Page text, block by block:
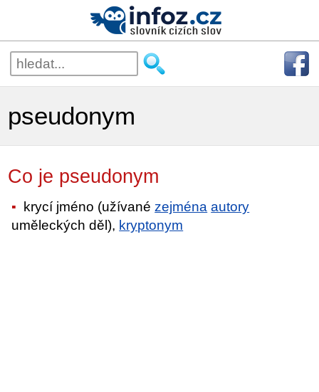
pseudonym
Co je pseudonym
krycí jméno (užívanézejména autory
uměleckých děl), kryptonym